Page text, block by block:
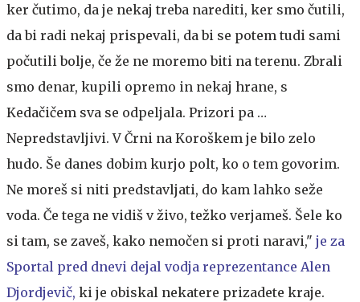
ker čutimo, da je nekaj treba narediti, ker smo čutili,
da bi radi nekaj prispevali, da bi se potem tudi sami
počutili bolje, če že ne moremo biti na terenu. Zbrali
smo denar, kupili opremo in nekaj hrane, s
Kedačičem sva se odpeljala. Prizori pa …
Nepredstavljivi. V Črni na Koroškem je bilo zelo
hudo. Še danes dobim kurjo polt, ko o tem govorim.
Ne moreš si niti predstavljati, do kam lahko seže
voda. Če tega ne vidiš v živo, težko verjameš. Šele ko
si tam, se zaveš, kako nemočen si proti naravi," je za
Sportal pred dnevi dejal vodja reprezentance Alen
Djordjevič, ki je obiskal nekatere prizadete kraje.